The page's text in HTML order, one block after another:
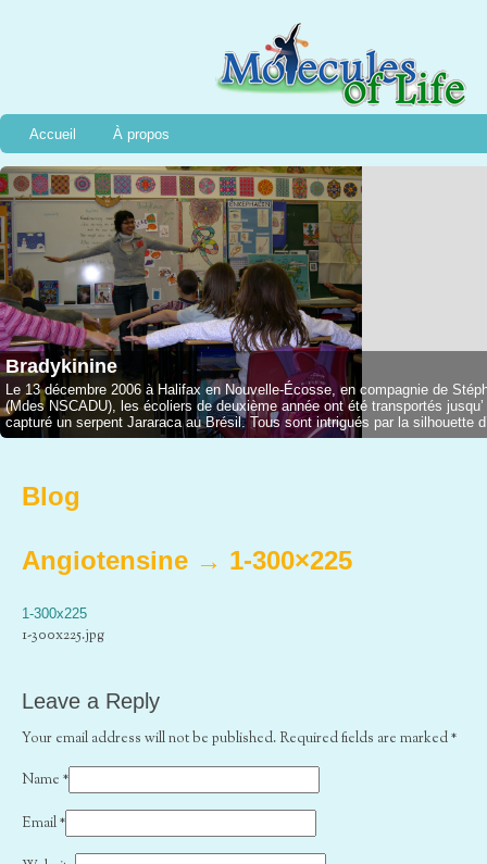
Accueil À propos
Bradykinine
Le 13 décembre 2006 à Halifax en Nouvelle-Écosse, en compagnie de
(Mdes NSCADU), les écoliers de deuxième année ont été transportés
capturé un serpent Jararaca au Brésil. Tous sont intrigués par la silhouette
Blog
Angiotensine → 1-300×225
1-300x225
1-300x225.jpg
Leave a Reply
Your email address will not be published. Required fields are marked*
Name *
Email*